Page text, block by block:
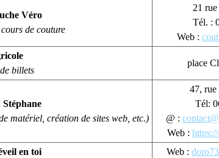
Véro
de couture
21
Tél. :
Web :
billets
place
matériel, création de sites web, etc.)
47, rue
Tél:
@ :
Web :
en toi
Web :